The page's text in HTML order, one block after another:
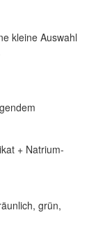
kleine Auswahl
+ Natrium-
grün,